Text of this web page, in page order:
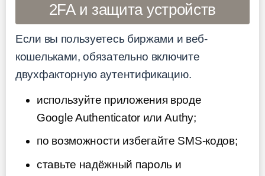
2FA и защита устройств
Если вы пользуетесь биржами и веб-
кошельками, обязательно включите
двухфакторную аутентификацию.
используйте приложения вроде
Google Authenticator или Authy;
по возможности избегайте SMS-кодов;
ставьте надёжный пароль и